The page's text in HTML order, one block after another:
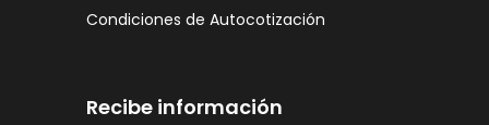
Condiciones de Autocotización
Recibe información